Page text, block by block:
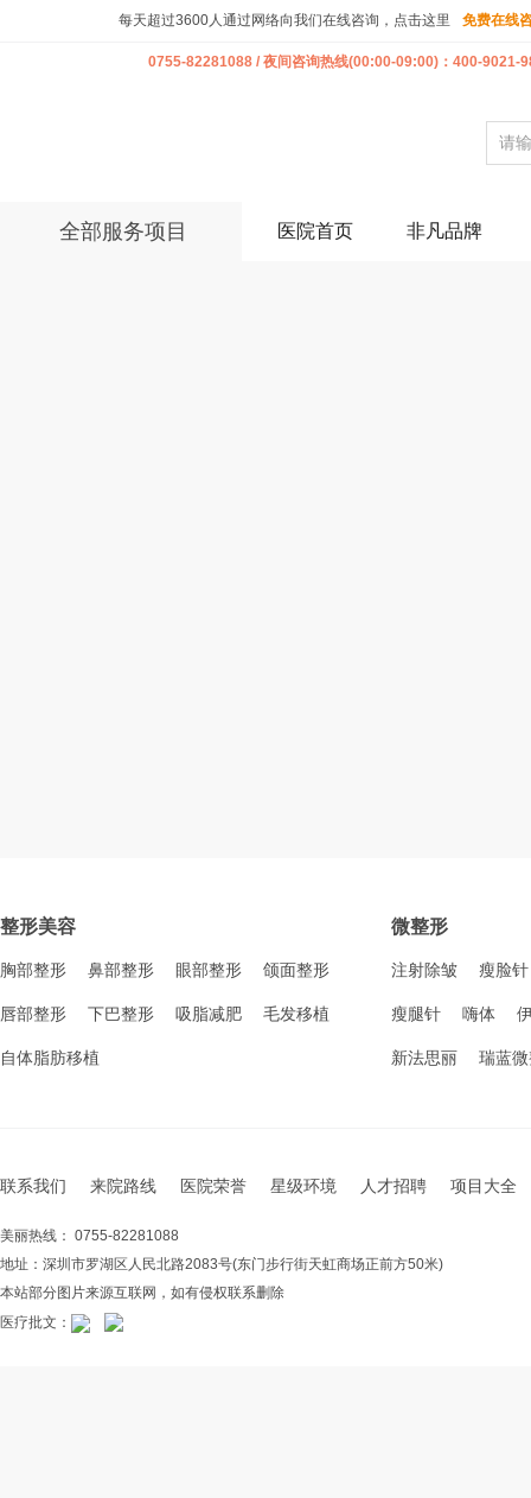
每天超过3600人通过网络向我们在线咨询，点击这里 免费在线
0755-82281088 / 夜间咨询热线(00:00-09:00)：400-9021-
全部服务项目 医院首页 非凡品牌
整形美容
胸部整形 鼻部整形 眼部整形 颌面整形
唇部整形 下巴整形 吸脂减肥 毛发移植
自体脂肪移植
微整形
注射除皱 瘦脸针
瘦腿针 嗨体
新法思丽 瑞蓝
联系我们 来院路线 医院荣誉 星级环境 人才招聘 项目大全
美丽热线： 0755-82281088
地址：深圳市罗湖区人民北路2083号(东门步行街天虹商场正前方50米)
本站部分图片来源互联网，如有侵权联系删除
医疗批文：